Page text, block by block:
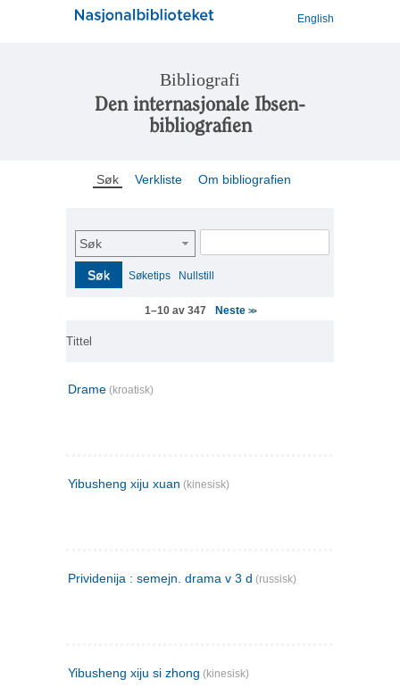
English
Bibliografi
Den internasjonale Ibsen-
bibliografien
Søk Verkliste Om bibliografien
Søk
Søk Søketips Nullstill
1–10 av 347 Neste >>
Tittel
Drame (kroatisk)
Yibusheng xiju xuan (kinesisk)
Prividenija : semejn. drama v 3 d (russisk)
Yibusheng xiju si zhong (kinesisk)